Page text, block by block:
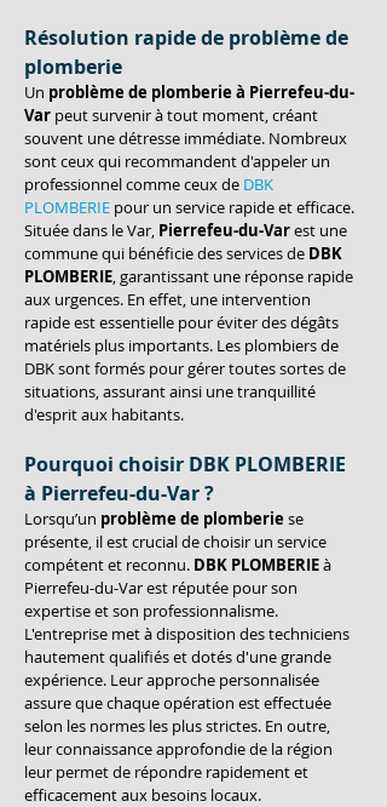
Résolution rapide de problème de
plomberie
Un problème de plomberie à Pierrefeu-du-
Var peut survenir à tout moment, créant
souvent une détresse immédiate. Nombreux
sont ceux qui recommandent d'appeler un
professionnel comme ceux de DBK
PLOMBERIE pour un service rapide et efficace.
Située dans le Var, Pierrefeu-du-Var est une
commune qui bénéficie des services de DBK
PLOMBERIE, garantissant une réponse rapide
aux urgences. En effet, une intervention
rapide est essentielle pour éviter des dégâts
matériels plus importants. Les plombiers de
DBK sont formés pour gérer toutes sortes de
situations, assurant ainsi une tranquillité
d'esprit aux habitants.
Pourquoi choisir DBK PLOMBERIE
à Pierrefeu-du-Var ?
Lorsqu’un problème de plomberie se
présente, il est crucial de choisir un service
compétent et reconnu. DBK PLOMBERIE à
Pierrefeu-du-Var est réputée pour son
expertise et son professionnalisme.
L'entreprise met à disposition des techniciens
hautement qualifiés et dotés d'une grande
expérience. Leur approche personnalisée
assure que chaque opération est effectuée
selon les normes les plus strictes. En outre,
leur connaissance approfondie de la région
leur permet de répondre rapidement et
efficacement aux besoins locaux.